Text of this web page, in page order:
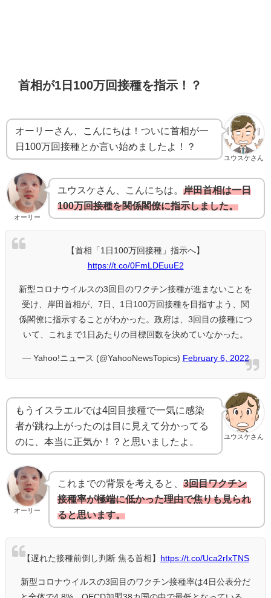
首相が1日100万回接種を指示！？
ユウスケさん
オーリーさん、こんにちは！ついに首相が一
日100万回接種とか言い始めましたよ！？
オーリー
ユウスケさん、こんにちは。 岸田首相は一日
100万回接種を関係閣僚に指示しました。
【首相「1日100万回接種」指示へ】
https://t.co/0FmLDEuuE2
新型コロナウイルスの3回目のワクチン接種が進まないことを
受け、岸田首相が、7日、1日100万回接種を目指すよう、関
係閣僚に指示することがわかった。政府は、3回目の接種につ
いて、これまで1日あたりの目標回数を決めていなかった。
— Yahoo!ニュース (@YahooNewsTopics) February 6, 2022
ユウスケさん
もうイスラエルでは4回目接種で一気に感染
者が跳ね上がったのは目に見えて分かってる
のに、本当に正気か！？と思いましたよ。
オーリー
これまでの背景を考えると、 3回目ワクチン
接種率が極端に低かった理由で焦りも見られ
ると思います。
【遅れた接種前倒し判断 焦る首相】 https://t.co/Uca2rIxTNS
新型コロナウイルスの3回目のワクチン接種率は4日公表分だ